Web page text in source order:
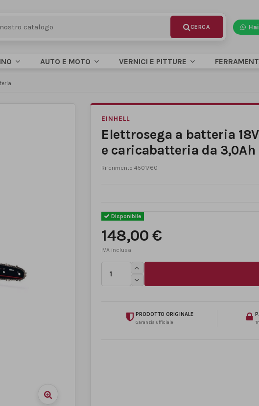
Hai
AUTO E MOTO VERNICI E PITTURE
EINHELL
Elettrosega a batteria
e caricabatteria da 3,0Ah
Riferimento 4501760
Disponibile
148,00 €
PRODOTTO ORIGINALE
Garanzia ufficiale